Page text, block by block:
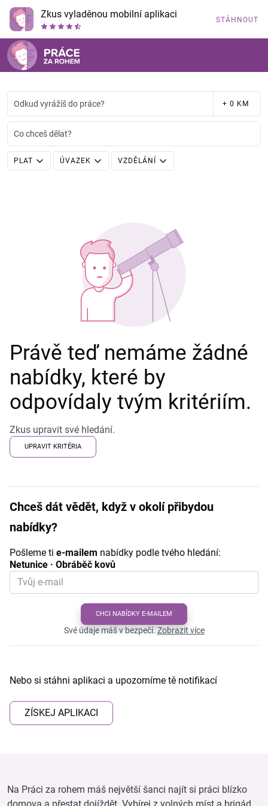
Zkus vyladěnou mobilní aplikaci STÁHNOUT
Odkud vyrážíš do práce? + 0 KM
Co chceš dělat?
PLAT ÚVAZEK VZDĚLÁNÍ
Právě teď nemáme žádné
nabídky, které by
odpovídaly tvým kritériím.
Zkus upravit své hledání.
UPRAVIT KRITÉRIA
Chceš dát vědět, když v okolí přibydou
nabídky?
Pošleme ti e-mailem nabídky podle tvého hledání:
Netunice · Obráběč kovů
CHCI NABÍDKY E-MAILEM
Své údaje máš v bezpečí.Zobrazit více
Nebo si stáhni aplikaci a upozorníme tě notifikací
ZÍSKEJ APLIKACI
Na Práci za rohem máš největší šanci najít si práci blízko
domova a přestat dojíždět. Vybírej z volných míst a brigád